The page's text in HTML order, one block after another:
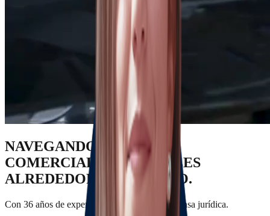
NAVEGANDO RIESGOS
COMERCIALES & LEGALES
ALREDEDOR DEL MUNDO.
Con 36 años de experiencia en asesoría & defensa jurídica.